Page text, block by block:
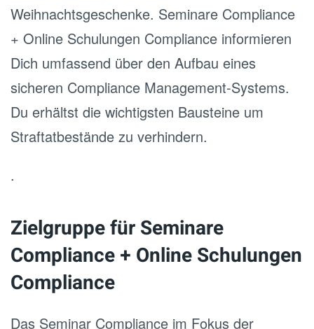
Weihnachtsgeschenke. Seminare Compliance
+ Online Schulungen Compliance informieren
Dich umfassend über den Aufbau eines
sicheren Compliance Management-Systems.
Du erhältst die wichtigsten Bausteine um
Straftatbestände zu verhindern.
.
Zielgruppe für Seminare
Compliance + Online Schulungen
Compliance
Das Seminar Compliance im Fokus der